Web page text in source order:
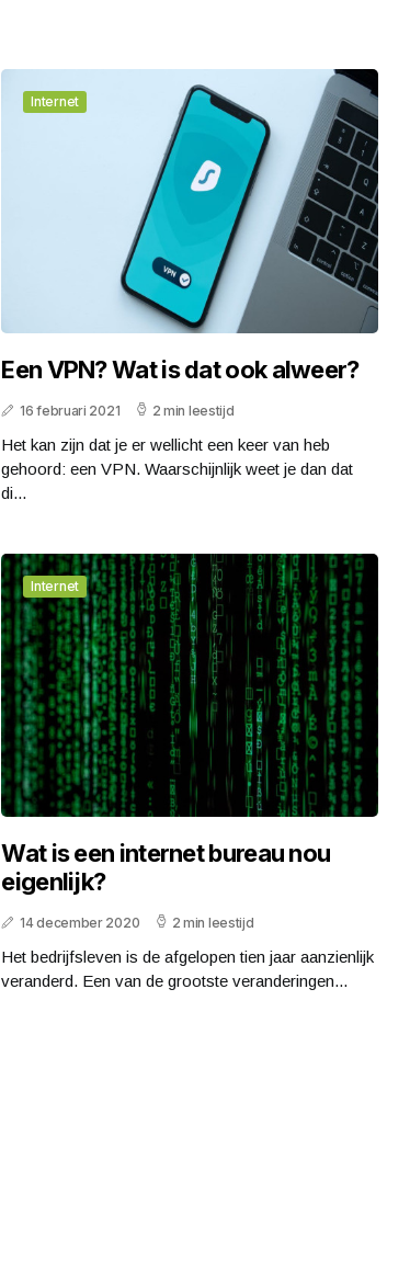
Internet
Een VPN? Wat is dat ook alweer?
16 februari 2021 2 min leestijd
Het kan zijn dat je er wellicht een keer van heb
gehoord: een VPN. Waarschijnlijk weet je dan dat
di...
Internet
Wat is een internet bureau nou
eigenlijk?
14 december 2020 2 min leestijd
Het bedrijfsleven is de afgelopen tien jaar aanzienlijk
veranderd. Een van de grootste veranderingen...